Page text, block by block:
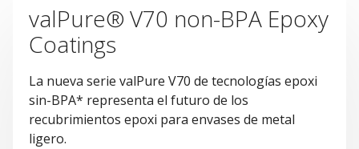
valPure® V70 non-BPA Epoxy
Coatings
La nueva serie valPure V70 de tecnologías epoxi
sin-BPA* representa el futuro de los
recubrimientos epoxi para envases de metal
ligero.